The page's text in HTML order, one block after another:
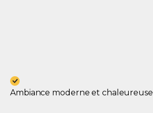
Ambiance moderne et chaleureuse